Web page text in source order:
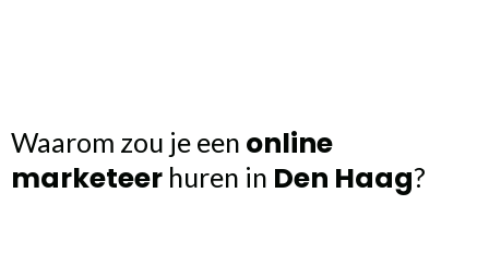
Waarom zou je een online
marketeer huren in Den Haag?